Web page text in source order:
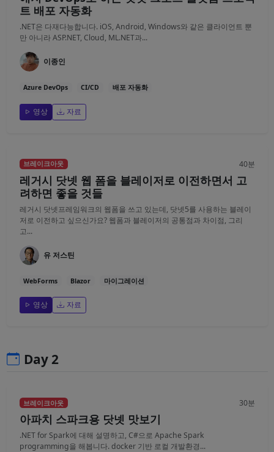
트 배포 자동화
.NET은 다재다능합니다. iOS, Android, Windows와 같은 클라이언트 뿐
만 아니라 ASP.NET, Cloud, ML.NET과...
이종인
Azure DevOps CI/CD 배포 자동화
영상 자료
브레이크아웃 40분
레거시 닷넷 웹 폼을 블레이저로 이전하면서 고
려하면 좋을 것들
레거시 닷넷프레임워크의 웹폼을 쓰고 있는데, 닷넷5를 사용하는 블레이
저로 이전하고 싶으신가요? 웹폼과 블레이저의 공통점과 차이점, 그리
고...
유 저스틴
WebForms Blazor 마이그레이션
영상 자료
Day 2
브레이크아웃 30분
아파치 스파크용 닷넷 맛보기
.NET for Spark에 대해 설명하고, C#으로 Apache Spark
programming을 해봅니다. docker 기반 로컬 개발환경...